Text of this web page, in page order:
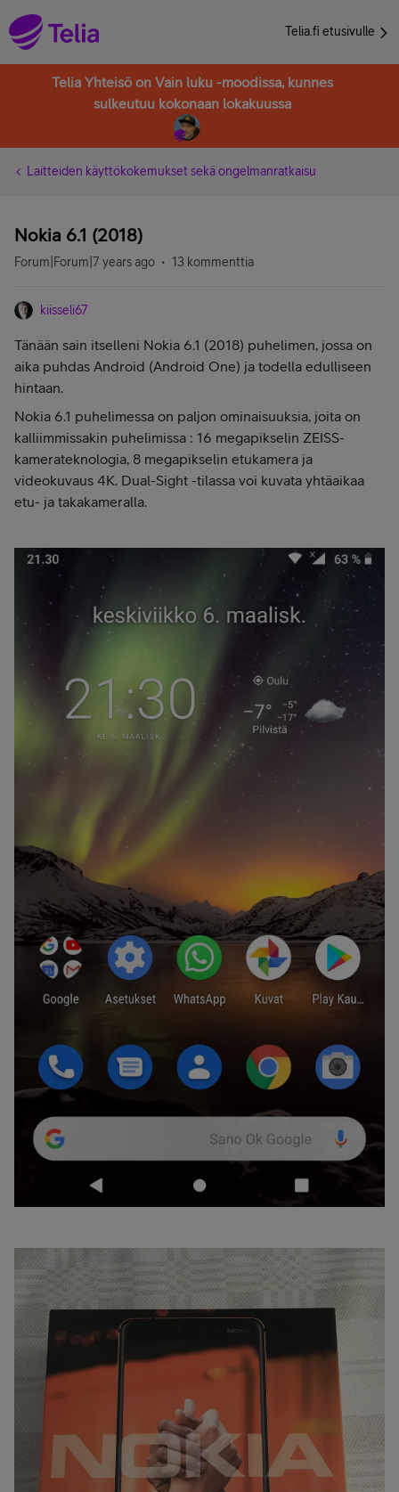
Telia.fi etusivulle
Telia Yhteisö on Vain luku -moodissa, kunnes
sulkeutuu kokonaan lokakuussa
Laitteiden käyttökokemukset sekä ongelmanratkaisu
Nokia 6.1 (2018)
Forum|Forum|7 years ago 13 kommenttia
kiisseli67
Tänään sain itselleni Nokia 6.1 (2018) puhelimen, jossa on
aika puhdas Android (Android One) ja todella edulliseen
hintaan.
Nokia 6.1 puhelimessa on paljon ominaisuuksia, joita on
kalliimmissakin puhelimissa : 16 megapikselin ZEISS-
kamerateknologia, 8 megapikselin etukamera ja
videokuvaus 4K. Dual-Sight -tilassa voi kuvata yhtäaikaa
etu- ja takakameralla.